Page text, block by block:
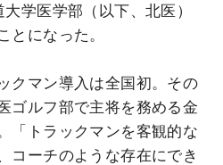
学医学部（以下、北医）
とになった。
クマン導入は全国初。その
ゴルフ部で主将を務める金
「トラックマンを客観的な
コーチのような存在にでき